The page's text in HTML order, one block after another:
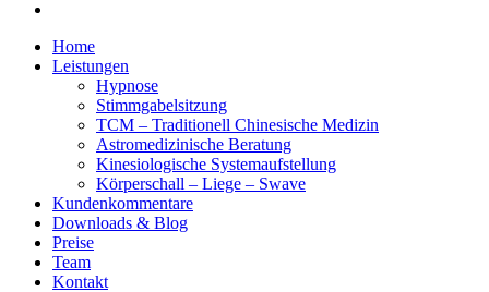
Home
Leistungen
Hypnose
Stimmgabelsitzung
TCM – Traditionell Chinesische Medizin
Astromedizinische Beratung
Kinesiologische Systemaufstellung
Körperschall – Liege – Swave
Kundenkommentare
Downloads & Blog
Preise
Team
Kontakt